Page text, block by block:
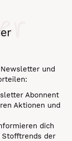
und
Abonnent
Aktionen und
dich
Stofftrends der